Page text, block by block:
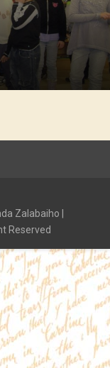
Zalabaiho |
Reserved